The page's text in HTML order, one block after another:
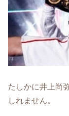
たしかに井上尚
しれません。